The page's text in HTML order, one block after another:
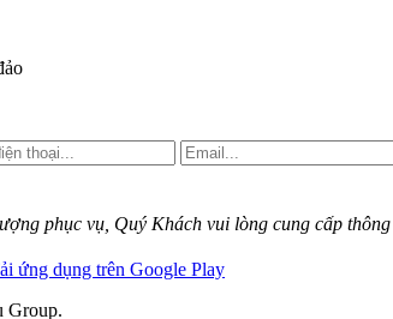
phục vụ, Quý Khách vui lòng cung cấp
Group.